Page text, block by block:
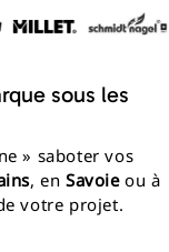
sous les
» saboter vos
, en Savoieou à
votre projet.